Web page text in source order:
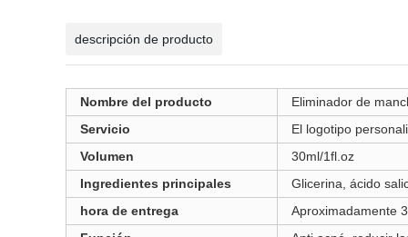
descripción de producto
Nombre del producto
Eliminador de
Servicio
El logotipo
Volumen
30ml/1fl.oz
Ingredientes principales
Glicerina, ácido
hora de entrega
Aproximadamente